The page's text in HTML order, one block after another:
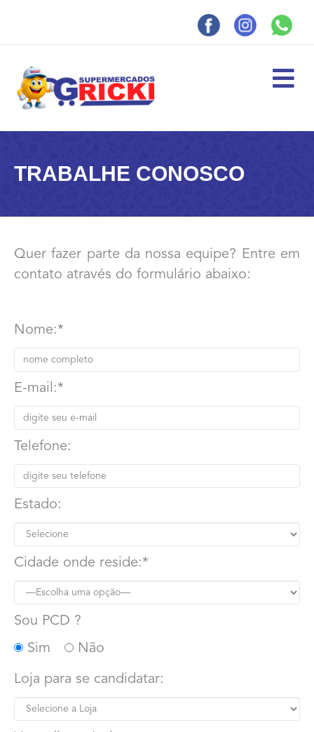
M
E
TRABALHE CONOSCO
Quer fazer parte da nossa equipe? Entre em
contato através do formulário abaixo:
Nome:*
E-mail:*
Telefone:
Estado:
Cidade onde reside:*
Sou PCD ?
Sim
Não
Loja para se candidatar: